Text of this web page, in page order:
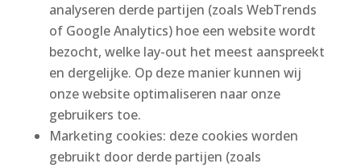
analyseren derde partijen (zoals WebTrends
of Google Analytics) hoe een website wordt
bezocht, welke lay-out het meest aanspreekt
en dergelijke. Op deze manier kunnen wij
onze website optimaliseren naar onze
gebruikers toe.
Marketing cookies: deze cookies worden
gebruikt door derde partijen (zoals